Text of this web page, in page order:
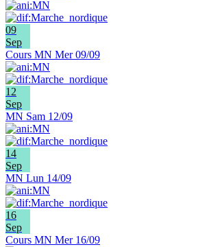
09
Sep
Cours MN Mer 09/09
12
Sep
MN Sam 12/09
14
Sep
MN Lun 14/09
16
Sep
Cours MN Mer 16/09